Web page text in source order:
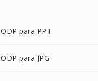
ODP para PPT
ODP para JPG